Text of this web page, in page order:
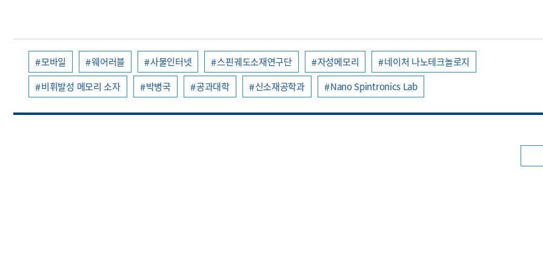
모바일 웨어러블 사물인터넷 스핀궤도소재연구단 자성메모리
네이처 나노테크놀로지
비휘발성 메모리 소자
박병국 공과대학 신소재공학과 Nano Spintronics Lab